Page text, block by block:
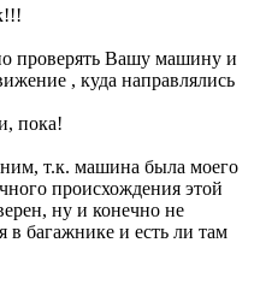
проверять Вашу машину и
, куда направлялись
пока!
ним, т.к. машина была моего
происхождения этой
ну и конечно не
в багажнике и есть ли там